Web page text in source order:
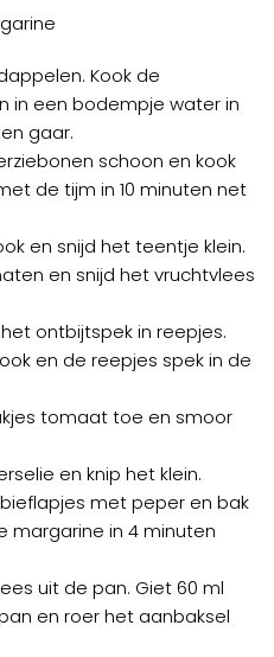
Kook de
in een bodempje water in
gaar.
schoon en kook
de tijm in 10 minuten net
en snijd het teentje klein.
en snijd het vruchtvlees
ontbijtspek in reepjes.
en de reepjes spek in de
tomaat toe en smoor
en knip het klein.
met peper en bak
margarine in 4 minuten
uit de pan. Giet 60 ml
en roer het aanbaksel